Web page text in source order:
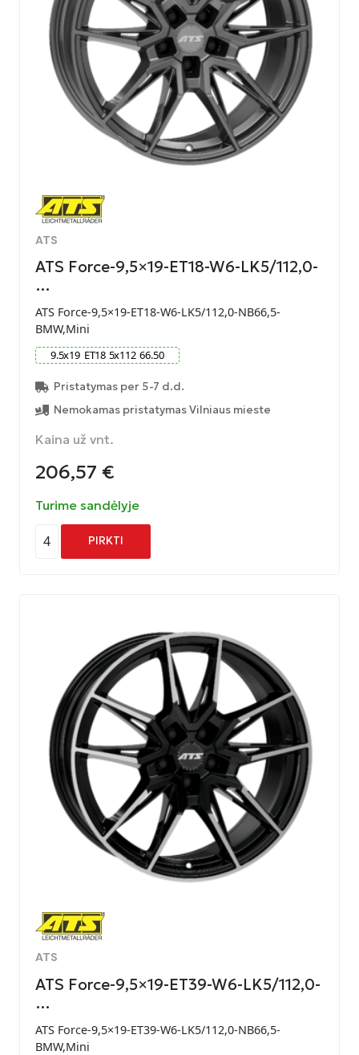
ATS
ATS Force-9,5×19-ET18-W6-LK5/112,0-
…
ATS Force-9,5×19-ET18-W6-LK5/112,0-NB66,5-
BMW,Mini
9.5x19 ET18 5x112 66.50
Pristatymas per 5-7 d.d.
Nemokamas pristatymas Vilniaus mieste
Kaina už vnt.
206,57 €
Turime sandėlyje
4 PIRKTI
ATS
ATS Force-9,5×19-ET39-W6-LK5/112,0-
…
ATS Force-9,5×19-ET39-W6-LK5/112,0-NB66,5-
BMW,Mini